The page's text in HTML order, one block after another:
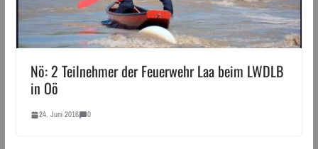
Nö: 2 Teilnehmer der Feuerwehr Laa beim LWDLB
in Oö
24. Juni 2016 0